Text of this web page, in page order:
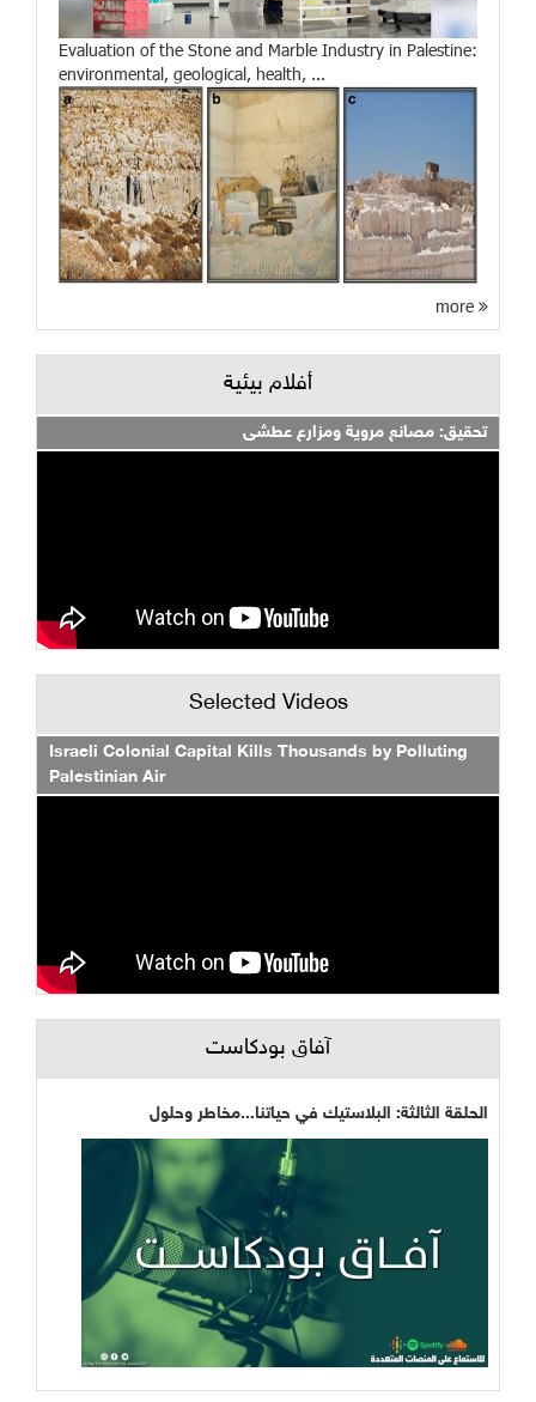
Evaluation of the Stone and Marble Industry in Palestine:
environmental, geological, health, ...
أفلام بيئية
تحقيق: مصانع مروية ومزارع عطشى
Selected Videos
Israeli Colonial Capital Kills Thousands by Polluting
Palestinian Air
آفاق بودكاست
الحلقة الثالثة: البلاستيك في حياتنا...مخاطر وحلول